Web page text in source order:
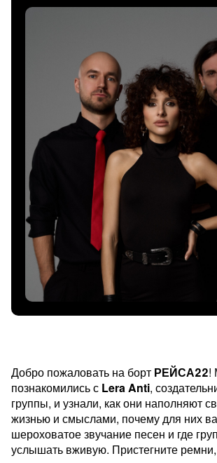
Добро пожаловать на борт РЕЙСА22!
познакомились с Lera Anti,
группы, и узнали, как они наполняют
жизнью и смыслами, почему для них
шероховатое звучание песен и где
услышать вживую. Пристегните